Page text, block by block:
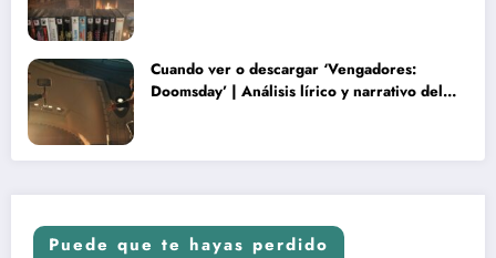
Cuando ver o descargar ‘Vengadores:
Doomsday’ | Análisis lírico y narrativo del
Puede que te hayas perdido